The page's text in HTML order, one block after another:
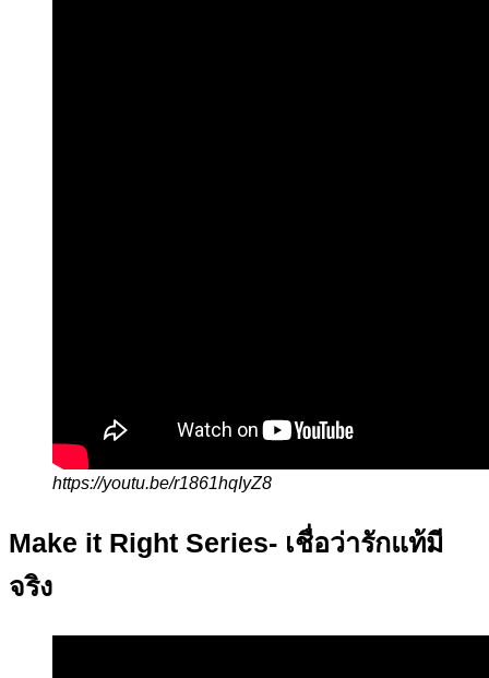
https://youtu.be/r1861hqIyZ8
Make it Right Series- เชื่อว่ารักแท้มี
จริง